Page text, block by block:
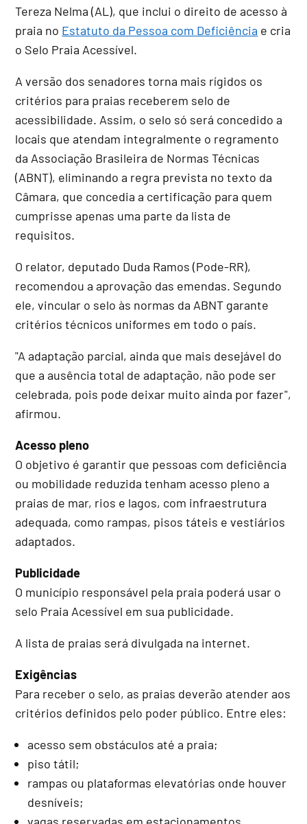
Tereza Nelma (AL), que inclui o direito de acesso à
praia no Estatuto da Pessoa com Deficiência e cria
o Selo Praia Acessível.
A versão dos senadores torna mais rígidos os
critérios para praias receberem selo de
acessibilidade. Assim, o selo só será concedido a
locais que atendam integralmente o regramento
da Associação Brasileira de Normas Técnicas
(ABNT), eliminando a regra prevista no texto da
Câmara, que concedia a certificação para quem
cumprisse apenas uma parte da lista de
requisitos.
O relator, deputado Duda Ramos (Pode-RR),
recomendou a aprovação das emendas. Segundo
ele, vincular o selo às normas da ABNT garante
critérios técnicos uniformes em todo o país.
"A adaptação parcial, ainda que mais desejável do
que a ausência total de adaptação, não pode ser
celebrada, pois pode deixar muito ainda por fazer",
afirmou.
Acesso pleno
O objetivo é garantir que pessoas com deficiência
ou mobilidade reduzida tenham acesso pleno a
praias de mar, rios e lagos, com infraestrutura
adequada, como rampas, pisos táteis e vestiários
adaptados.
Publicidade
O município responsável pela praia poderá usar o
selo Praia Acessível em sua publicidade.
A lista de praias será divulgada na internet.
Exigências
Para receber o selo, as praias deverão atender aos
critérios definidos pelo poder público. Entre eles:
acesso sem obstáculos até a praia;
piso tátil;
rampas ou plataformas elevatórias onde houver
desníveis;